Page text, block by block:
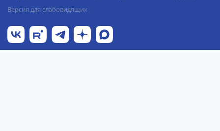
Версия для слабовидящих